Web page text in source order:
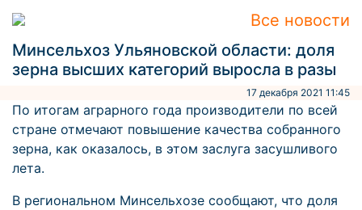
Все новости
Минсельхоз Ульяновской области: доля
зерна высших категорий выросла в разы
17 декабря 2021 11:45
По итогам аграрного года производители по всей
стране отмечают повышение качества собранного
зерна, как оказалось, в этом заслуга засушливого
лета.
В региональном Минсельхозе сообщают, что доля